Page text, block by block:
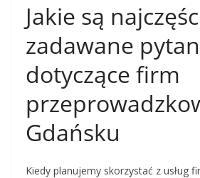
Jakie są
zadawane
dotyczące firm
Gdańsku
Kiedy planujemy skorzystać z usług